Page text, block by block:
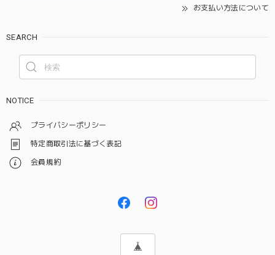
お支払い方法について
SEARCH
NOTICE
プライバシーポリシー
特定商取引法に基づく表記
会員規約